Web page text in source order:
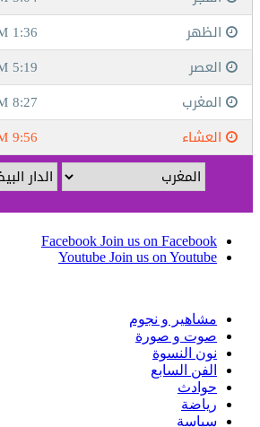
Facebook Join us on Facebook
Youtube Join us on Youtube
مشاهير و نجوم
صوت و صورة
نون النسوة
الفن السابع
حوادث
رياضة
سياسة